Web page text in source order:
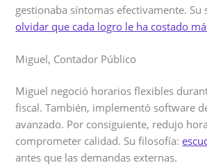
gestionaba síntomas efectivamente. Su
olvidar que cada logro le ha costado
Miguel, Contador Público
Miguel negoció horarios flexibles
fiscal. También, implementó software
avanzado. Por consiguiente, redujo
comprometer calidad. Su filosofía:
antes que las demandas externas.